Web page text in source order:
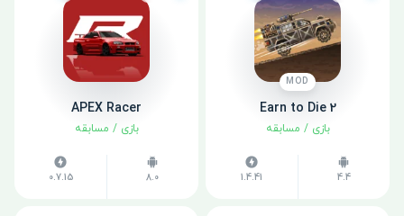
MOD
Earn to Die 2
بازی / مسابقه
4.4
1.4.41
APEX Racer
بازی / مسابقه
8.0
0.7.15